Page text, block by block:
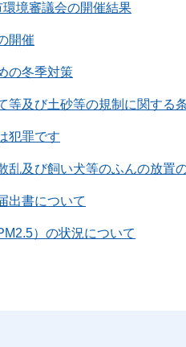
境審議会の開催結果
開催
の冬季対策
等及び土砂等の規制に関する
犯罪です
乱及び飼い犬等のふんの放置
出書について
）の状況について